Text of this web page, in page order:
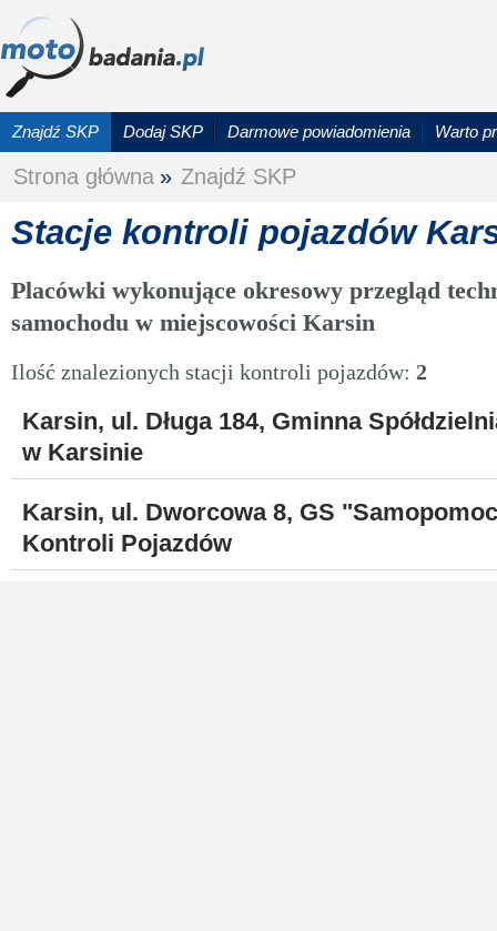
Znajdź SKP Dodaj SKP Darmowe powiadomienia Warto
Strona główna » Znajdź SKP
Stacje kontroli pojazdów
Placówki wykonujące okresowy przegląd
samochodu w miejscowości Karsin
Ilość znalezionych stacji kontroli pojazdów: 2
Karsin, ul. Długa 184, Gminna
w Karsinie
Karsin, ul. Dworcowa 8, GS
Kontroli Pojazdów